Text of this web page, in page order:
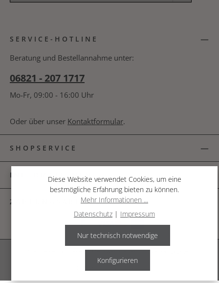
Kenntnis genommen und die
Bitte geben Sie das Ergebnis der Gleichung in das
nachfolgende Textfeld ein. *
SERVICE-HOTLINE
Beratung und Bestellannahme unter:
06821 - 207 1717
Mo-Fr, 09:00 - 16:00 Uhr
Oder über unser Kontaktformular.
SHOPSERVICE
INFORMATIONEN
ZAHLUNGSARTEN
Alle Preise inkl. gesetzl. Mehrwertsteuer zzgl.
Diese Website verwendet Cookies, um eine
bestmögliche Erfahrung bieten zu können.
Mehr Informationen ...
Datenschutz | Impressum
Nur technisch notwendige
Konfigurieren